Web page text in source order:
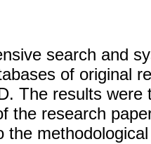
search and
of original
The results
the research
the